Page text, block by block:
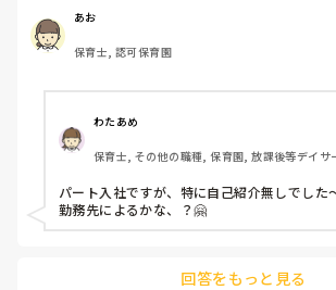
あお
保育士, 認可保育園
わたあめ
保育士, その他の職種, 保育園, 放課後等デイサ
パート入社ですが、特に自己紹介無しでした
勤務先によるかな、？🤗
回答をもっと見る